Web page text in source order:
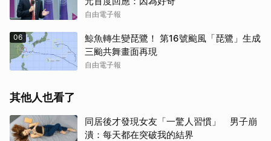
自由電子報
06
鯨魚轉生變琵鷺！ 第16號颱風「琵鷺」生成
三颱共舞畫面再現
自由電子報
其他人也看了
同居後才發現女友「一驚人習慣」 男子崩
潰：每天都在突破我的結界